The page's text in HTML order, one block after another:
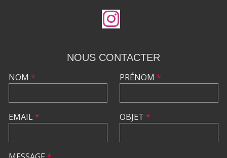
NOUS CONTACTER
NOM *
EMAIL*
PRÉNOM *
OBJET *